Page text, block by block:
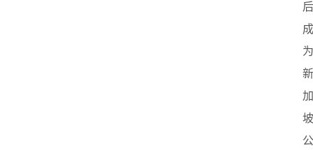
后
成
为
新
加
坡
公